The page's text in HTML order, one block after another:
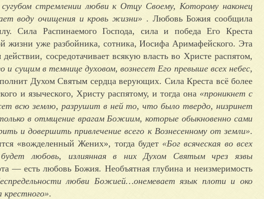
сугубом стремлении любви к Отцу Своему, Которому наконец
воду очищения и кровь жизни» . Любовь Божия сообщила
Сила Распинаемого Господа, сила и победа Его Креста
жизни уже разбойника, сотника, Иосифа Аримафейского. Эта
сосредотачивает всякую власть во Христе распятом,
сущим в темнице духовом, вознесет Его превыше всех небес,
Духом Святым сердца верующих. Сила Креста всё более
и языческого, Христу распятому, и тогда она «проникнет с
всю землю, разрушит в ней то, что было твердо, низринет
в отмщение врагам Божиим, которые обыкновенно сами
и довершить привлечение всего к Вознесенному от земли».
«вожделенный Жених», тогда будет «Бог всяческая во всех
любовь, излиянная в них Духом Святым чрез язвы
— есть любовь Божия. Необъятная глубина и неизмеримость
любви Божией…онемевает язык плоти и око
крестного».